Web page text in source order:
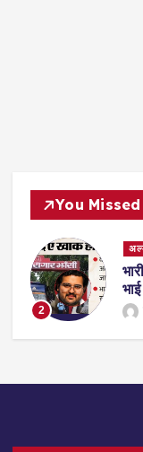
You Missed
अल्मोड़ा
भारी
भाई
विजय